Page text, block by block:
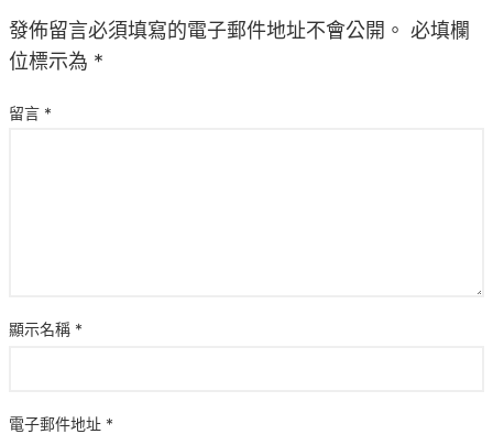
發佈留言必須填寫的電子郵件地址不會公開。 必填欄
位標示為 *
留言 *
顯示名稱 *
電子郵件地址 *